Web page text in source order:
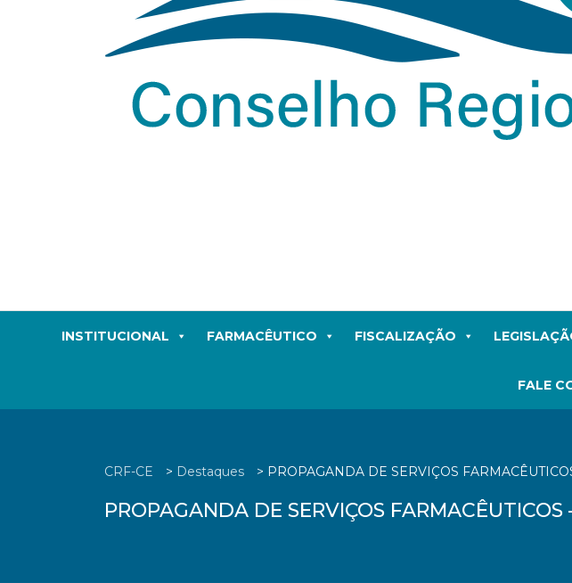
INSTITUCIONAL FARMACÊUTICO FISCALIZAÇÃO
FALE
CRF-CE > Destaques > PROPAGANDA DE SERVIÇOS
PROPAGANDA DE SERVIÇOS